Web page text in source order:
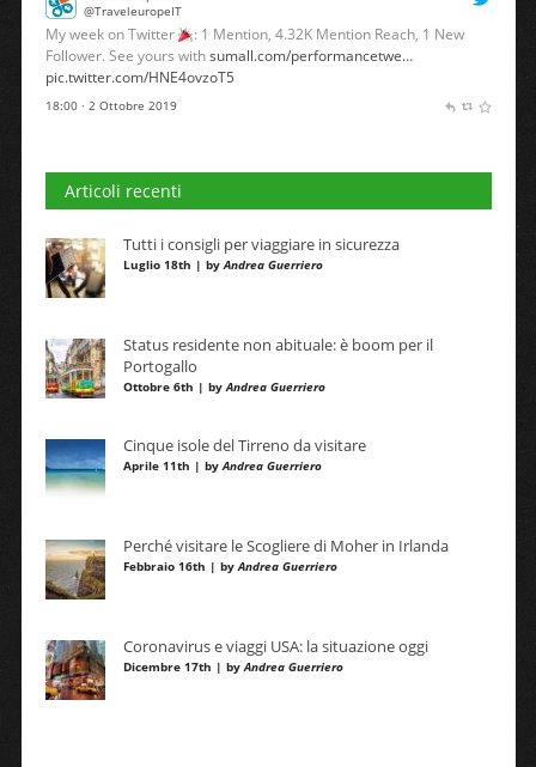
@TraveleuropeIT
My week on Twitter
: 1 Mention, 4.32K Mention Reach, 1 New
Follower. See yours withsumall.com/performancetwe…
pic.twitter.com/HNE4ovzoT5
18:00 · 2 Ottobre 2019
Articoli recenti
Tutti i consigli per viaggiare in sicurezza
Luglio 18th | byAndrea Guerriero
Status residente non abituale: è boom per il
Portogallo
Ottobre 6th | byAndrea Guerriero
Cinque isole del Tirreno da visitare
Aprile 11th | byAndrea Guerriero
Perché visitare le Scogliere di Moher in Irlanda
Febbraio 16th | byAndrea Guerriero
Coronavirus e viaggi USA: la situazione oggi
Dicembre 17th | byAndrea Guerriero